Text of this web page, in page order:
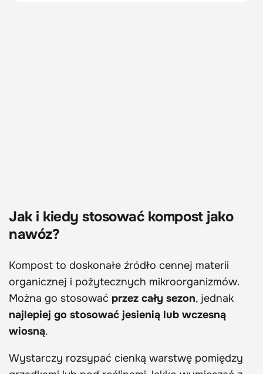
Jak i kiedy stosować kompost jako
nawóz?
Kompost to doskonałe źródło cennej materii
organicznej i pożytecznych mikroorganizmów.
Można go stosować przez cały sezon, jednak
najlepiej go stosować jesienią lub wczesną
wiosną.
Wystarczy rozsypać cienką warstwę pomiędzy